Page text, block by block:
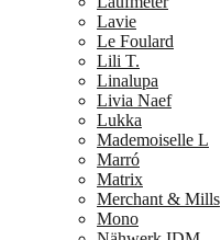
Lavie
Le Foulard
Lili T.
Linalupa
Livia Naef
Lukka
Mademoiselle L
Marró
Matrix
Merchant & Mills
Mono